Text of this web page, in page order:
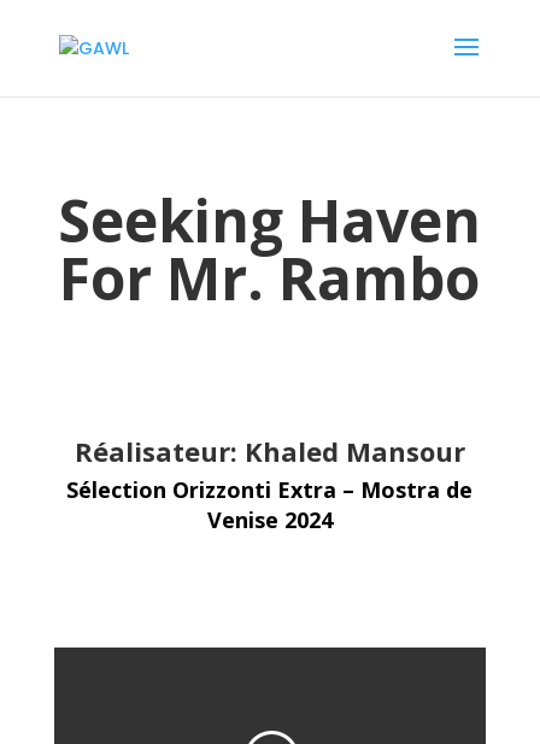
Seeking Haven
For Mr. Rambo
Réalisateur: Khaled Mansour
Sélection Orizzonti Extra – Mostra de
Venise 2024